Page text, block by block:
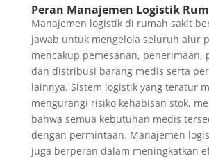
Peran Manajemen Logistik
Manajemen logistik di rumah sakit
jawab untuk mengelola seluruh alur
mencakup pemesanan, penerimaan,
dan distribusi barang medis serta
lainnya. Sistem logistik yang teratur
mengurangi risiko kehabisan stok,
bahwa semua kebutuhan medis
dengan permintaan. Manajemen
juga berperan dalam meningkatkan